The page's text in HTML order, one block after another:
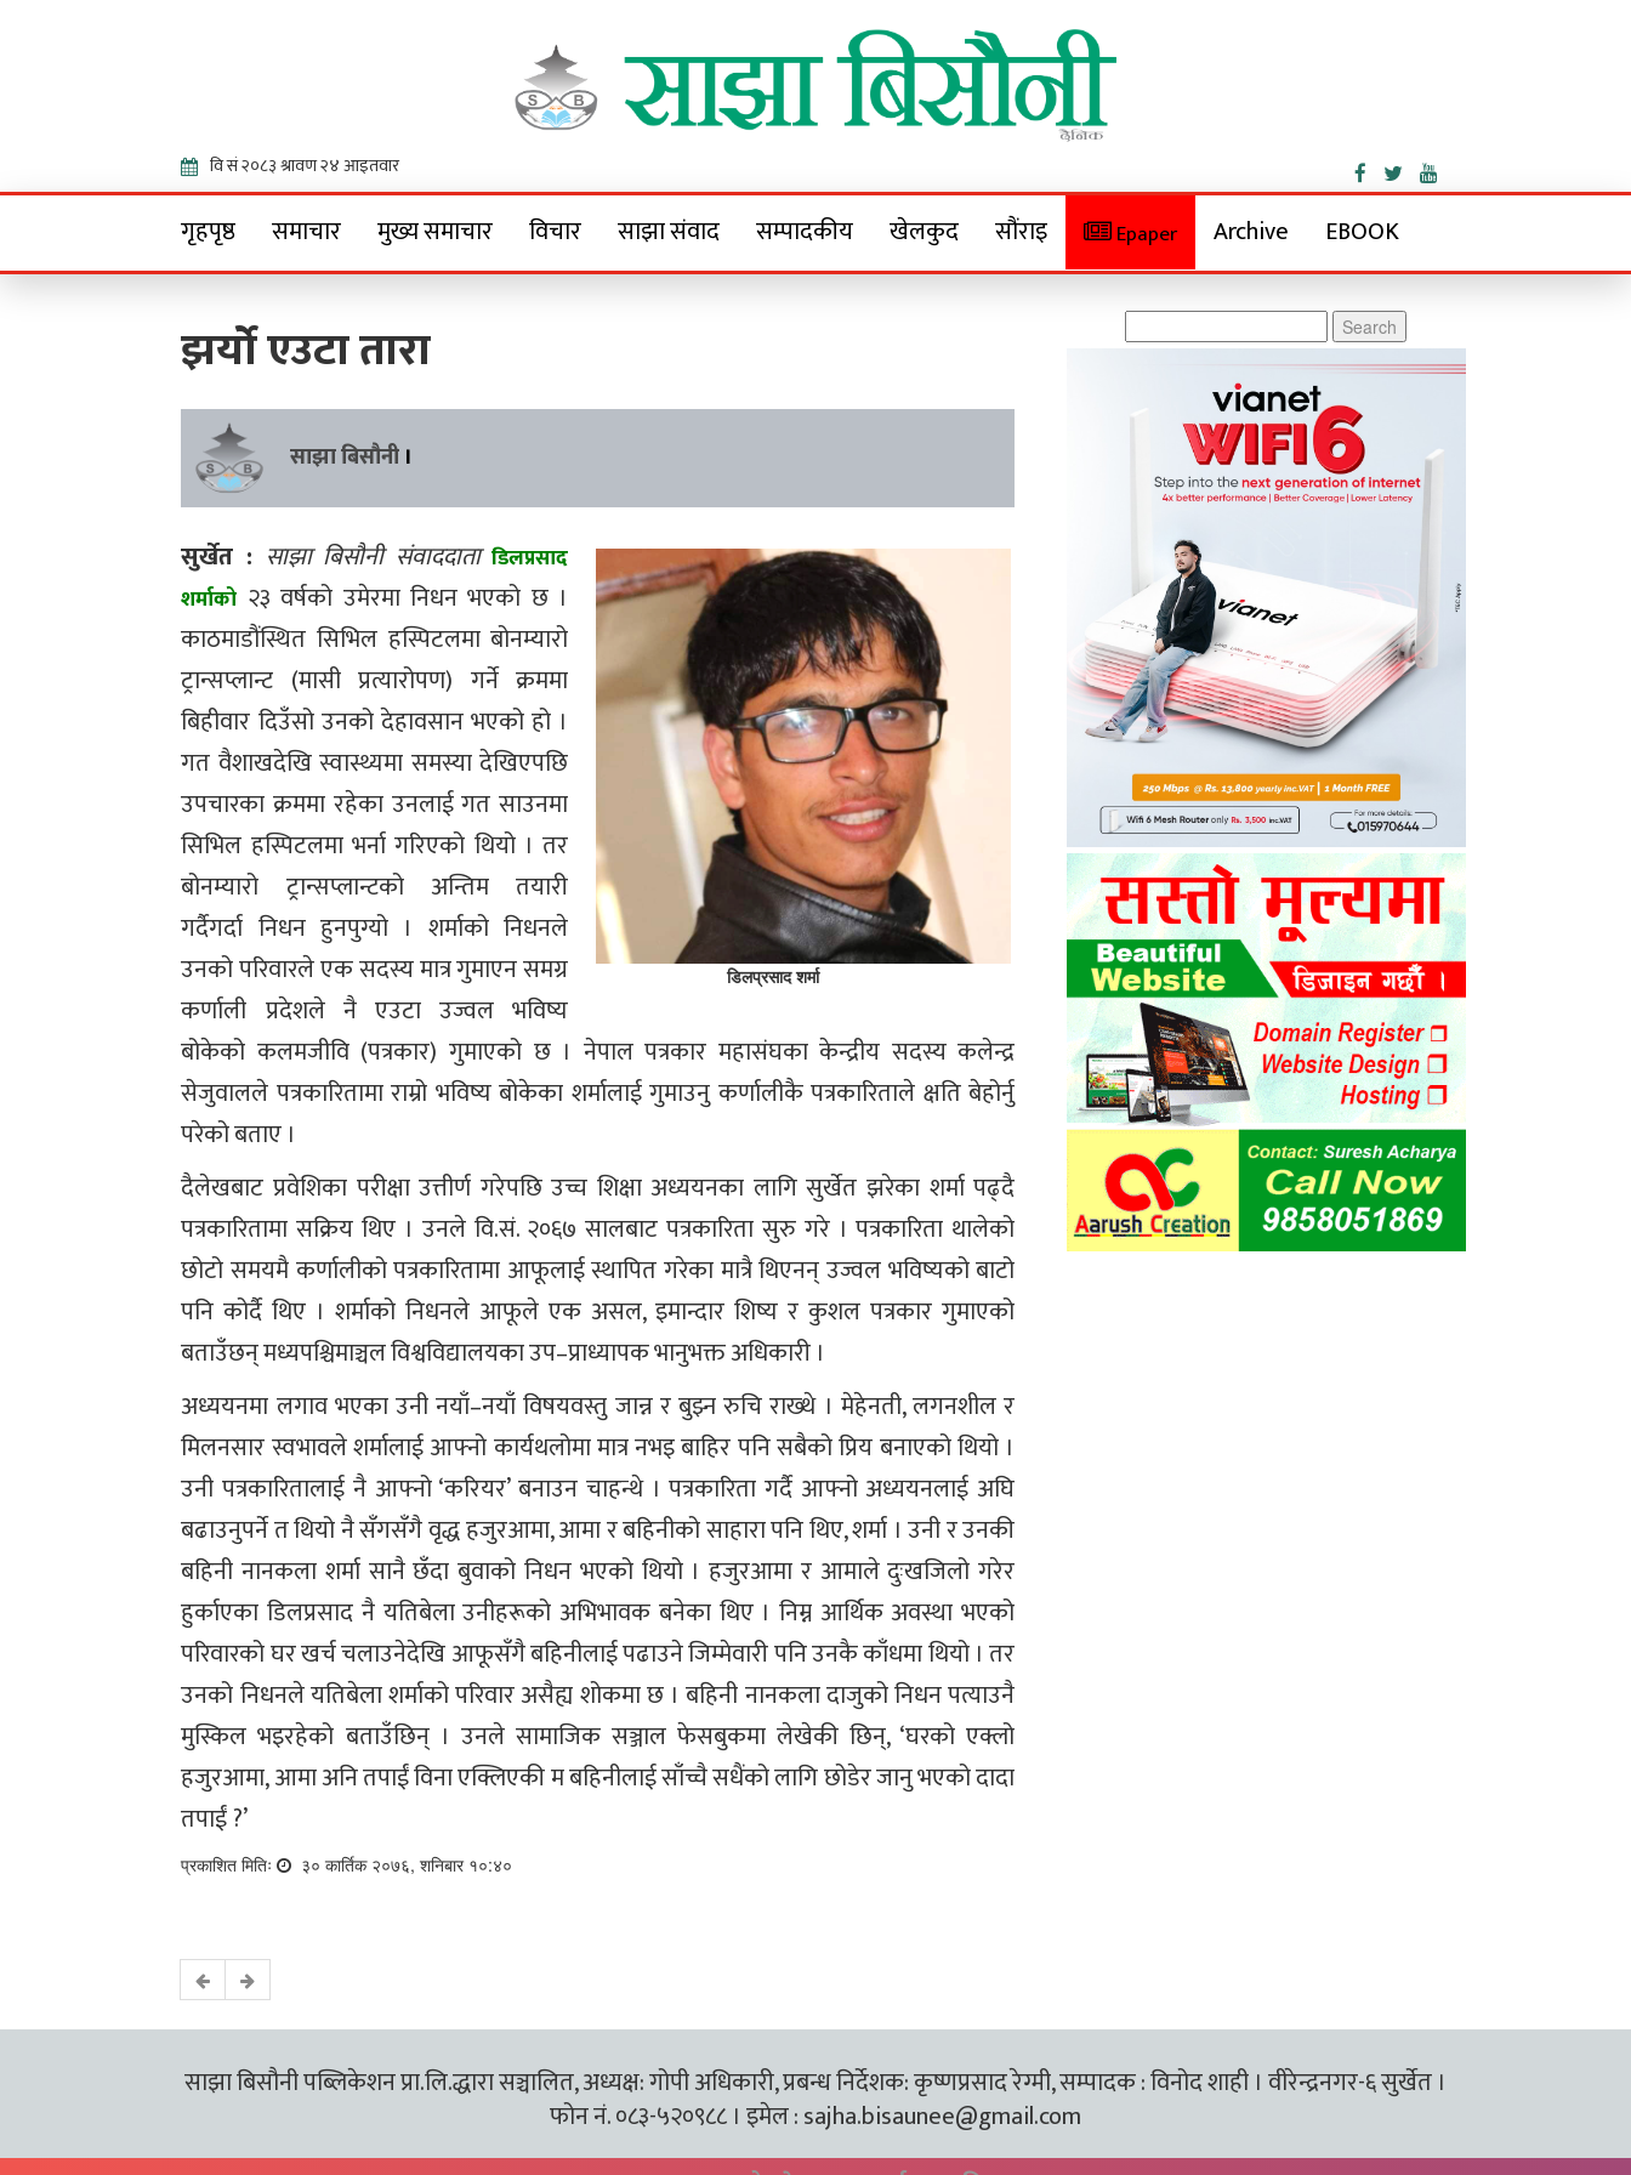
Sajha Bisaunee
गृहपृष्ठ समाचार मुख्य समाचार विचार साझा संवाद सम्पादकीय खेलकुद सौंराइ Epaper Archive EBOOK
झर्यो एउटा तारा
साझा बिसौनी ।
डिलप्रसाद शर्मा
सुर्खेत : साझा बिसौनी संवाददाता डिलप्रसाद
शर्माको २३ वर्षको उमेरमा निधन भएको छ ।
काठमाडौंस्थित सिभिल हस्पिटलमा बोनम्यारो
ट्रान्सप्लान्ट (मासी प्रत्यारोपण) गर्ने क्रममा
बिहीवार दिउँसो उनको देहावसान भएको हो ।
गत वैशाखदेखि स्वास्थ्यमा समस्या देखिएपछि
उपचारका क्रममा रहेका उनलाई गत साउनमा
सिभिल हस्पिटलमा भर्ना गरिएको थियो । तर
बोनम्यारो ट्रान्सप्लान्टको अन्तिम तयारी
गर्दैगर्दा निधन हुनपुग्यो । शर्माको निधनले
उनको परिवारले एक सदस्य मात्र गुमाएन समग्र
कर्णाली प्रदेशले नै एउटा उज्वल भविष्य
बोकेको कलमजीवि (पत्रकार) गुमाएको छ । नेपाल पत्रकार महासंघका केन्द्रीय सदस्य कलेन्द्र
सेजुवालले पत्रकारितामा राम्रो भविष्य बोकेका शर्मालाई गुमाउनु कर्णालीकै पत्रकारिताले क्षति बेहोर्नु
परेको बताए ।
दैलेखबाट प्रवेशिका परीक्षा उत्तीर्ण गरेपछि उच्च शिक्षा अध्ययनका लागि सुर्खेत झरेका शर्मा पढ्दै
पत्रकारितामा सक्रिय थिए । उनले वि.सं. २०६७ सालबाट पत्रकारिता सुरु गरे । पत्रकारिता थालेको
छोटो समयमै कर्णालीको पत्रकारितामा आफूलाई स्थापित गरेका मात्रै थिएनन् उज्वल भविष्यको बाटो
पनि कोर्दै थिए । शर्माको निधनले आफूले एक असल, इमान्दार शिष्य र कुशल पत्रकार गुमाएको
बताउँछन् मध्यपश्चिमाञ्चल विश्वविद्यालयका उप–प्राध्यापक भानुभक्त अधिकारी ।
अध्ययनमा लगाव भएका उनी नयाँ–नयाँ विषयवस्तु जान्न र बुझ्न रुचि राख्थे । मेहेनती, लगनशील र
मिलनसार स्वभावले शर्मालाई आफ्नो कार्यथलोमा मात्र नभइ बाहिर पनि सबैको प्रिय बनाएको थियो ।
उनी पत्रकारितालाई नै आफ्नो ‘करियर’ बनाउन चाहन्थे । पत्रकारिता गर्दै आफ्नो अध्ययनलाई अघि
बढाउनुपर्ने त थियो नै सँगसँगै वृद्ध हजुरआमा, आमा र बहिनीको साहारा पनि थिए, शर्मा । उनी र उनकी
बहिनी नानकला शर्मा सानै छँदा बुवाको निधन भएको थियो । हजुरआमा र आमाले दुःखजिलो गरेर
हुर्काएका डिलप्रसाद नै यतिबेला उनीहरूको अभिभावक बनेका थिए । निम्न आर्थिक अवस्था भएको
परिवारको घर खर्च चलाउनेदेखि आफूसँगै बहिनीलाई पढाउने जिम्मेवारी पनि उनकै काँधमा थियो । तर
उनको निधनले यतिबेला शर्माको परिवार असैह्य शोकमा छ । बहिनी नानकला दाजुको निधन पत्याउनै
मुस्किल भइरहेको बताउँछिन् । उनले सामाजिक सञ्जाल फेसबुकमा लेखेकी छिन्, ‘घरको एक्लो
हजुरआमा, आमा अनि तपाईं विना एक्लिएकी म बहिनीलाई साँच्चै सधैंको लागि छोडेर जानु भएको दादा
तपाईं ?’
प्रकाशित मितिः ३० कार्तिक २०७६, शनिबार १०:४०
for:
साझा बिसौनी पब्लिकेशन प्रा.लि.द्धारा सञ्चालित, अध्यक्ष: गोपी अधिकारी, प्रबन्ध निर्देशक: कृष्णप्रसाद रेग्मी, सम्पादक : विनोद शाही । वीरेन्द्रनगर-६ सुर्खेत ।
फोन नं. ०८३-५२०९८८ । इमेल :sajha.bisaunee@gmail.com